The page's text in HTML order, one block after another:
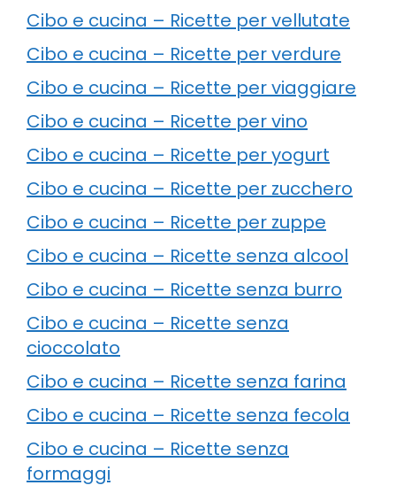
Cibo e cucina – Ricette per vellutate
Cibo e cucina – Ricette per verdure
Cibo e cucina – Ricette per viaggiare
Cibo e cucina – Ricette per vino
Cibo e cucina – Ricette per yogurt
Cibo e cucina – Ricette per zucchero
Cibo e cucina – Ricette per zuppe
Cibo e cucina – Ricette senza alcool
Cibo e cucina – Ricette senza burro
Cibo e cucina – Ricette senza
cioccolato
Cibo e cucina – Ricette senza farina
Cibo e cucina – Ricette senza fecola
Cibo e cucina – Ricette senza
formaggi